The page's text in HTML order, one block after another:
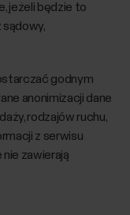
jeżeli będzie to
sądowy,
godnym
anonimizacji dane
rodzajów ruchu,
z serwisu
zawierają